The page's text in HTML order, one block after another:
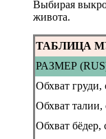
Выбирая
живота.
ТАБЛИЦА
РАЗМЕР
Обхват груди,
Обхват талии,
Обхват бёдер,